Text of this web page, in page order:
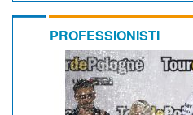
PROFESSIONISTI